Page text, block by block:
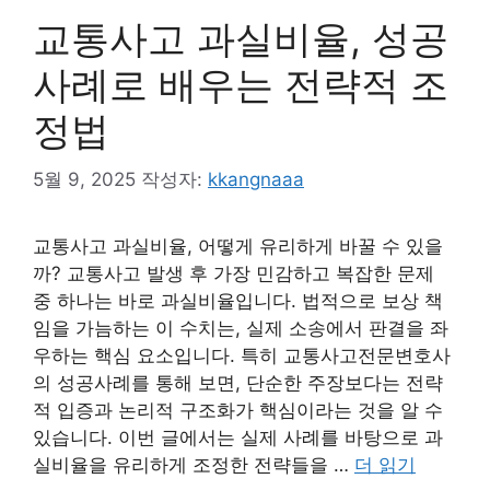
교통사고 과실비율, 성공
사례로 배우는 전략적 조
정법
5월 9, 2025 작성자: kkangnaaa
교통사고 과실비율, 어떻게 유리하게 바꿀 수 있을
까? 교통사고 발생 후 가장 민감하고 복잡한 문제
중 하나는 바로 과실비율입니다. 법적으로 보상 책
임을 가늠하는 이 수치는, 실제 소송에서 판결을 좌
우하는 핵심 요소입니다. 특히 교통사고전문변호사
의 성공사례를 통해 보면, 단순한 주장보다는 전략
적 입증과 논리적 구조화가 핵심이라는 것을 알 수
있습니다. 이번 글에서는 실제 사례를 바탕으로 과
실비율을 유리하게 조정한 전략들을 … 더 읽기